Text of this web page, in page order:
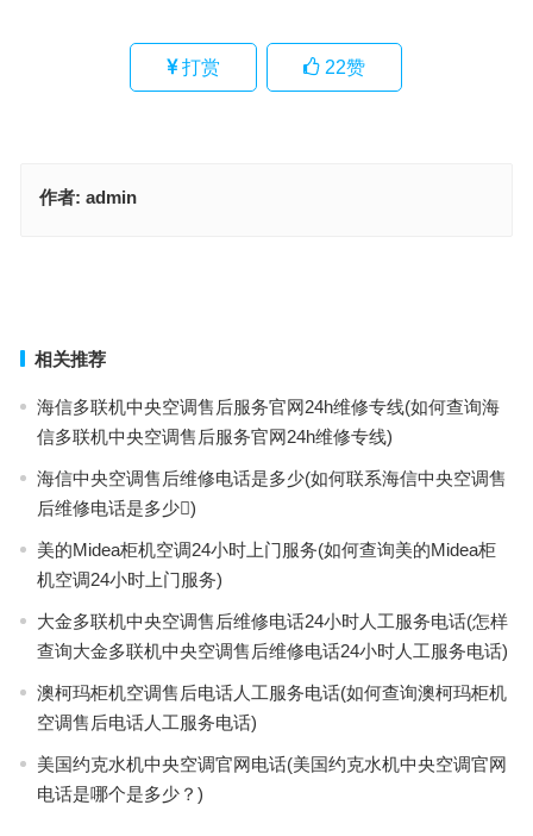
打赏 22赞
作者: admin
相关推荐
海信多联机中央空调售后服务官网24h维修专线(如何查询海
信多联机中央空调售后服务官网24h维修专线)
海信中央空调售后维修电话是多少(如何联系海信中央空调售
后维修电话是多少)
美的Midea柜机空调24小时上门服务(如何查询美的Midea柜
机空调24小时上门服务)
大金多联机中央空调售后维修电话24小时人工服务电话(怎样
查询大金多联机中央空调售后维修电话24小时人工服务电话)
澳柯玛柜机空调售后电话人工服务电话(如何查询澳柯玛柜机
空调售后电话人工服务电话)
美国约克水机中央空调官网电话(美国约克水机中央空调官网
电话是哪个是多少？)